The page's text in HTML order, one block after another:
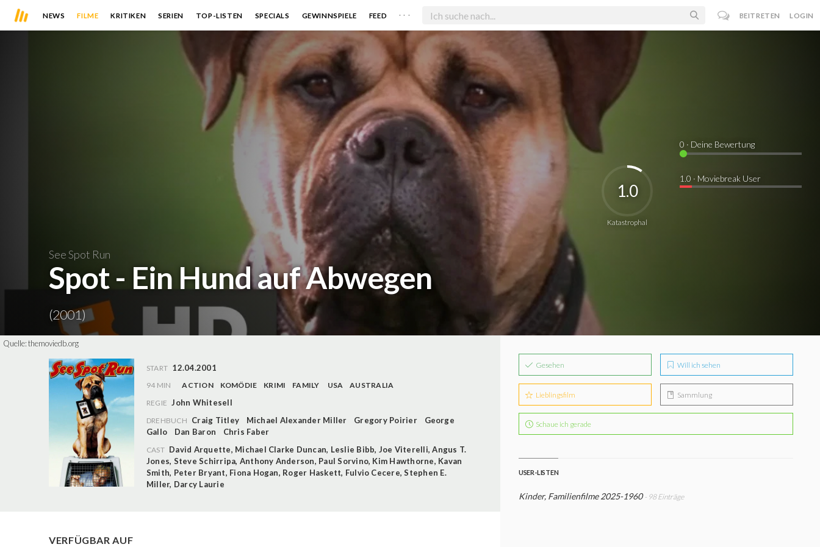
NEWS FILME KRITIKEN SERIEN TOP-LISTEN SPECIALS GEWINNSPIELE FEED . . . BEITRETEN LOGIN
See Spot Run
Spot - Ein Hund auf Abwegen
(2001)
Katastrophal
1.0
0 · Deine Bewertung
1.0 · Moviebreak User
Quelle:themoviedb.org
START 12.04.2001
94 MIN ACTION KOMÖDIE KRIMI FAMILY USA
AUSTRALIA
REGIE John Whitesell
DREHBUCH Craig Titley Michael Alexander Miller Gregory Poirier
George
Gallo
Dan Baron Chris Faber
CAST David Arquette, Michael Clarke Duncan, Leslie Bibb, Joe Viterelli,Angus T.
Jones, Steve Schirripa, Anthony Anderson, Paul Sorvino, Kim Hawthorne, Kavan
Smith, Peter Bryant, Fiona Hogan, Roger Haskett, Fulvio Cecere,Stephen E.
Miller, Darcy Laurie
VERFÜGBAR AUF
Gesehen Will ich sehen
Lieblingsfilm Sammlung
Schaue ich gerade
USER-LISTEN
Kinder, Familienfilme 2025-1960 - 98 Einträge